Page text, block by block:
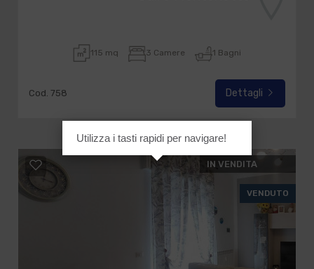
115 mq 3 Camere 1 Bagni
Cod. 758 Dettagli
IN VENDITA
VENDUTO
Utilizza i tasti rapidi per navigare!